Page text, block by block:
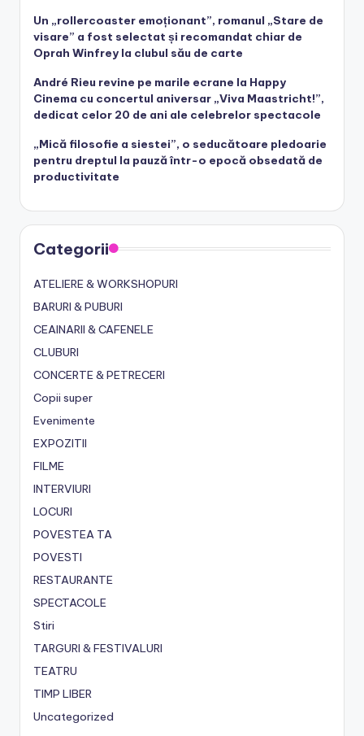
Un „rollercoaster emoționant”, romanul „Stare de
visare” a fost selectat și recomandat chiar de
Oprah Winfrey la clubul său de carte
André Rieu revine pe marile ecrane la Happy
Cinema cu concertul aniversar „Viva Maastricht!”,
dedicat celor 20 de ani ale celebrelor spectacole
„Mică filosofie a siestei”, o seducătoare pledoarie
pentru dreptul la pauză într-o epocă obsedată de
productivitate
Categorii
ATELIERE & WORKSHOPURI
BARURI & PUBURI
CEAINARII & CAFENELE
CLUBURI
CONCERTE & PETRECERI
Copii super
Evenimente
EXPOZITII
FILME
INTERVIURI
LOCURI
POVESTEA TA
POVESTI
RESTAURANTE
SPECTACOLE
Stiri
TARGURI & FESTIVALURI
TEATRU
TIMP LIBER
Uncategorized